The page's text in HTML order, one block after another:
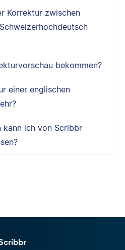
Korrektur zwischen
bekommen?
einer englischen
kann ich von Scribbr